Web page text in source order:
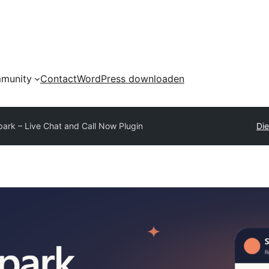
ContactWordPress downloaden
– Live Chat and Call Now Plugin